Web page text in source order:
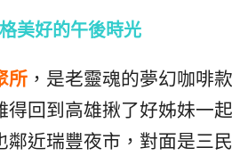
美好的午後時光
所 ，是老靈魂的夢幻咖啡
回到高雄揪了好姊妹一
鄰近瑞豐夜市，對面是三